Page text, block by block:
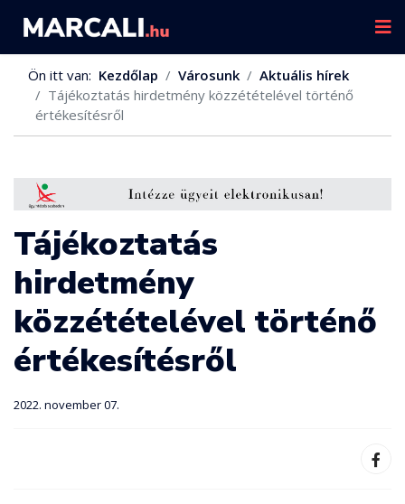
Ön itt van: Kezdőlap Városunk
Aktuális hírek
Tájékoztatás hirdetmény közzétételével történő
értékesítésről
Tájékoztatás
hirdetmény
közzétételével történő
értékesítésről
2022. november 07.